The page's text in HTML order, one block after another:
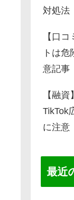
対処法
【口
トは
意記事
【融
TikTok
に注意
最近